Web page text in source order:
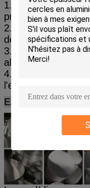
1. Les fabricants
prix est
2. délai de livraison
des clients
3. production
aluminium laminés
4. Pouvez vous
l'essai
Exposition de